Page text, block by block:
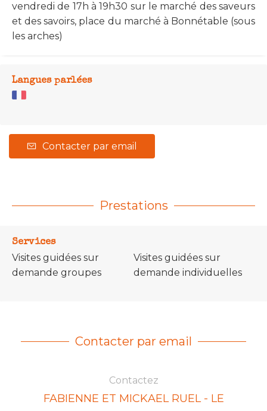
vendredi de 17h à 19h30 sur le marché des saveurs
et des savoirs, place du marché à Bonnétable (sous
les arches)
Langues parlées
Contacter par email
Prestations
Services
Visites guidées sur
demande groupes
Visites guidées sur
demande individuelles
Contacter par email
Contactez
FABIENNE ET MICKAEL RUEL - LE